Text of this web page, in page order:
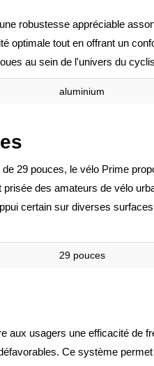
robustesse appréciable
optimale tout en offrant un
au sein de l'univers du
aluminium
29 pouces, le vélo Prime
des amateurs de vélo
certain sur diverses
29 pouces
aux usagers une efficacité de
Ce système